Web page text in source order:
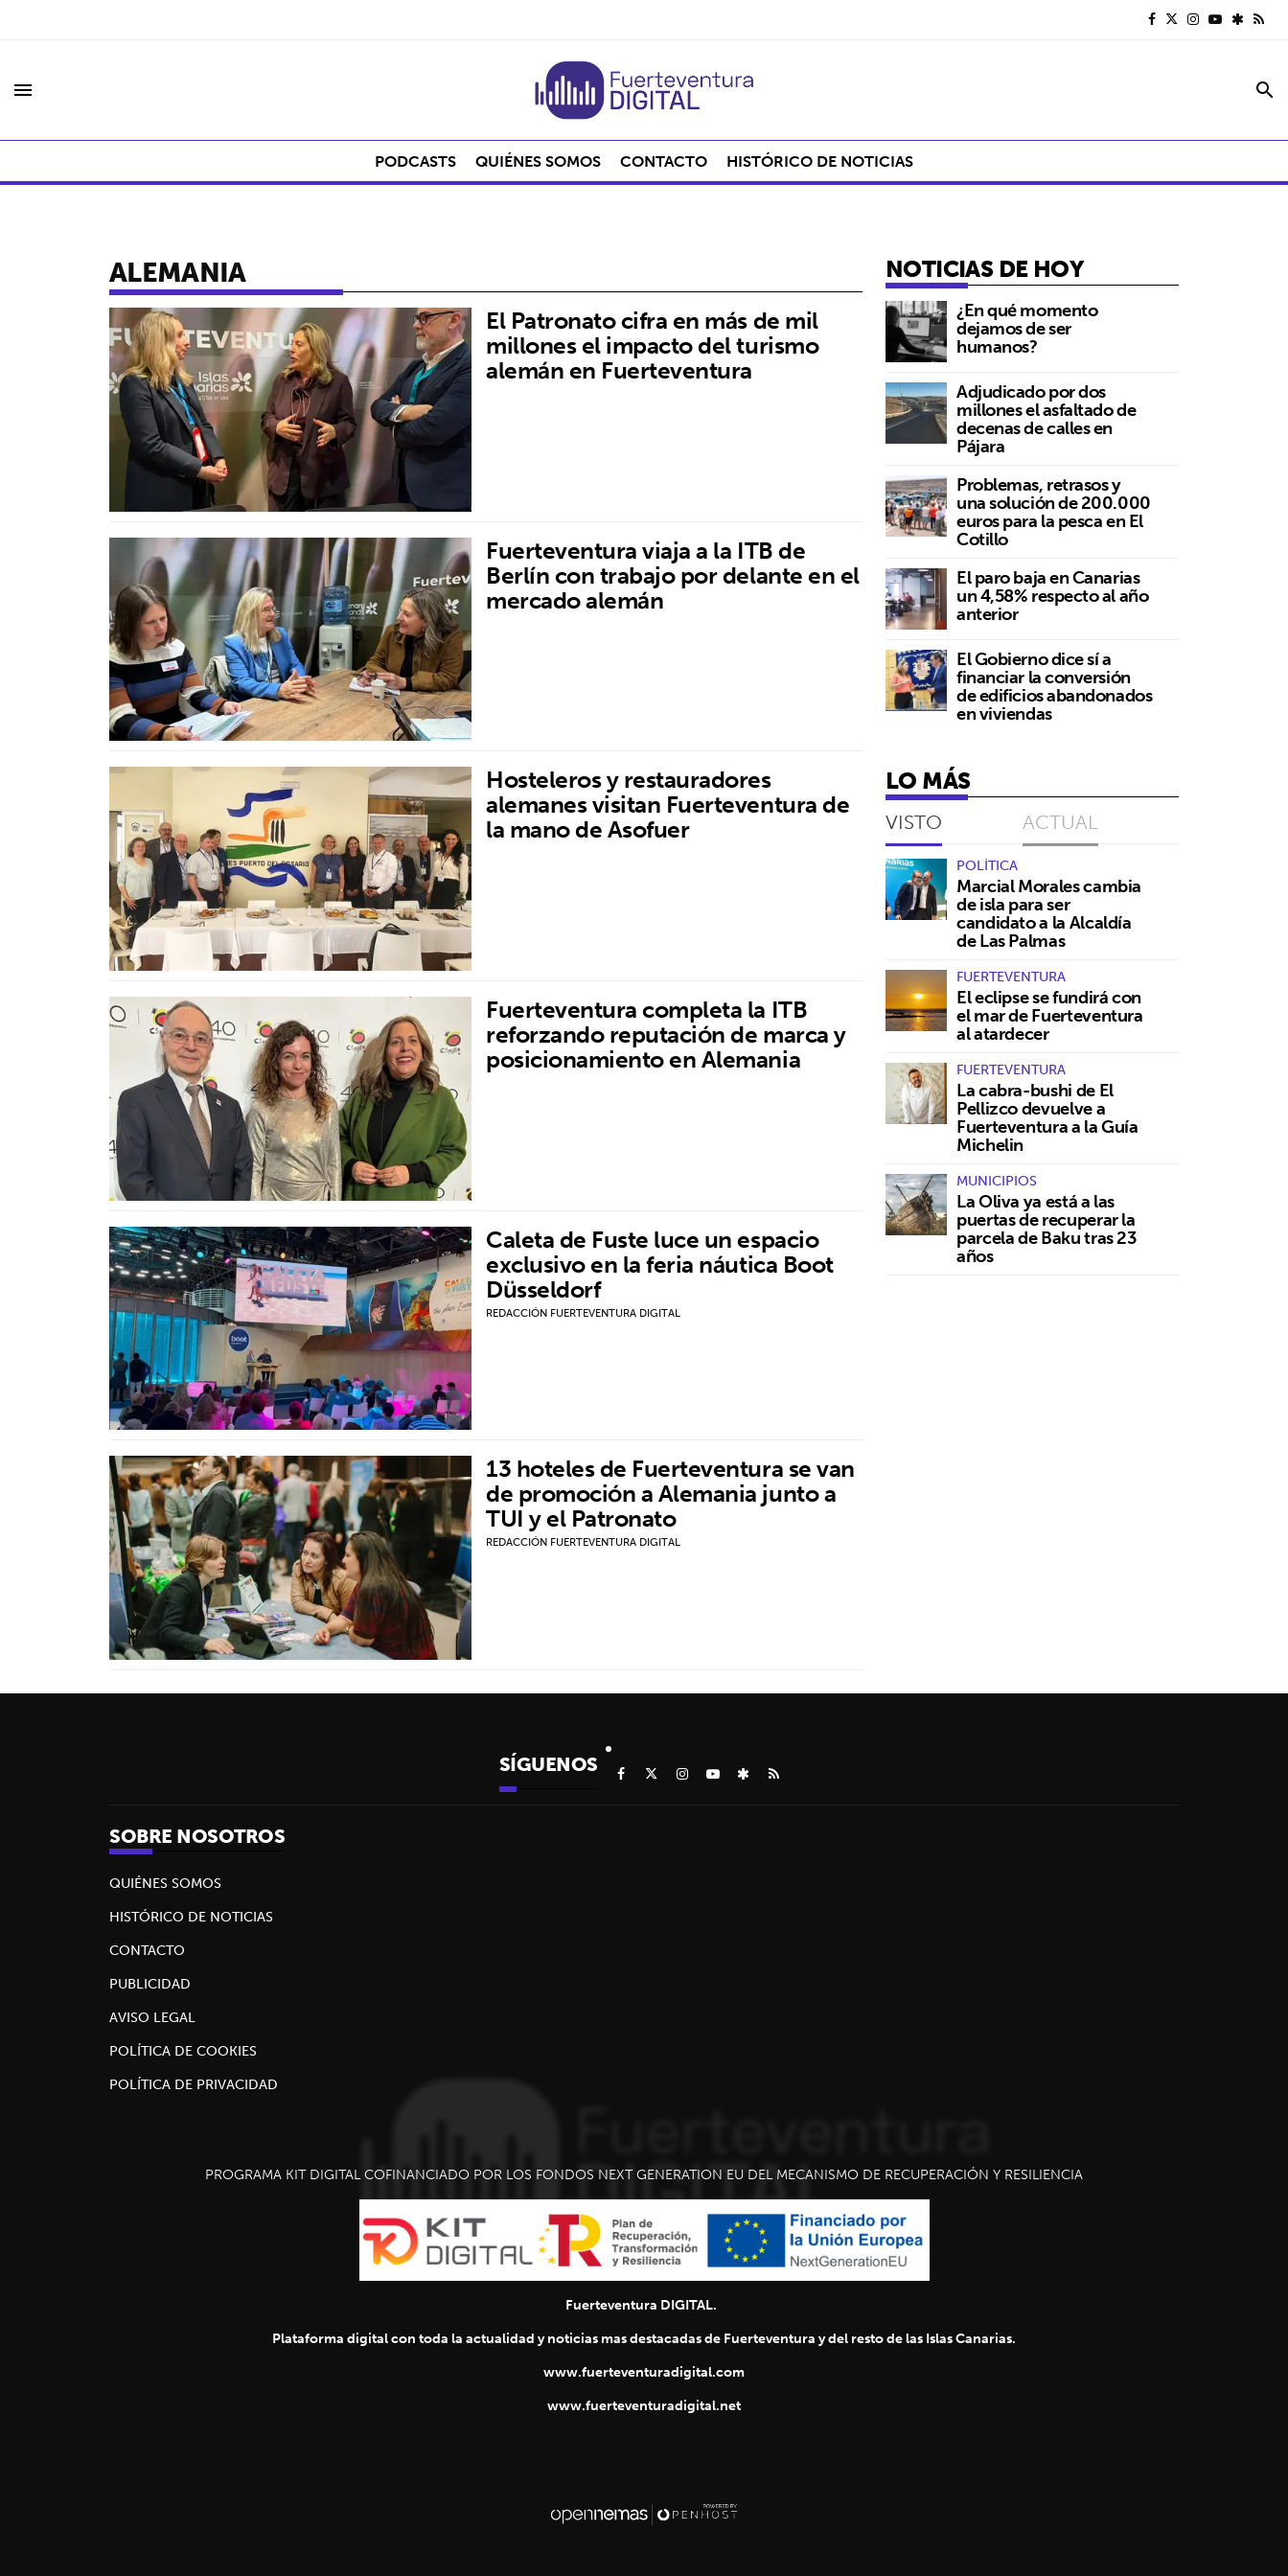
menu search
PODCASTS QUIÉNES SOMOS CONTACTO HISTÓRICO DE NOTICIAS
ALEMANIA
El Patronato cifra en más de mil
millones el impacto del turismo
alemán en Fuerteventura
Fuerteventura viaja a la ITB de
Berlín con trabajo por delante en el
mercado alemán
Hosteleros y restauradores
alemanes visitan Fuerteventura de
la mano de Asofuer
Fuerteventura completa la ITB
reforzando reputación de marca y
posicionamiento en Alemania
Caleta de Fuste luce un espacio
exclusivo en la feria náutica Boot
Düsseldorf
REDACCIÓN FUERTEVENTURA DIGITAL
13 hoteles de Fuerteventura se van
de promoción a Alemania junto a
TUI y el Patronato
REDACCIÓN FUERTEVENTURA DIGITAL
NOTICIAS DE HOY
¿En qué momento
dejamos de ser
humanos?
Adjudicado por dos
millones el asfaltado de
decenas de calles en
Pájara
Problemas, retrasos y
una solución de 200.000
euros para la pesca en El
Cotillo
El paro baja en Canarias
un 4,58% respecto al año
anterior
El Gobierno dice sí a
financiar la conversión
de edificios abandonados
en viviendas
LO MÁS
VISTO ACTUAL
POLÍTICA
Marcial Morales cambia
de isla para ser
candidato a la Alcaldía
de Las Palmas
FUERTEVENTURA
El eclipse se fundirá con
el mar de Fuerteventura
al atardecer
FUERTEVENTURA
La cabra-bushi de El
Pellizco devuelve a
Fuerteventura a la Guía
Michelin
MUNICIPIOS
La Oliva ya está a las
puertas de recuperar la
parcela de Baku tras 23
años
SÍGUENOS
SOBRE NOSOTROS
QUIÉNES SOMOS
HISTÓRICO DE NOTICIAS
CONTACTO
PUBLICIDAD
AVISO LEGAL
POLÍTICA DE COOKIES
POLÍTICA DE PRIVACIDAD
PROGRAMA KIT DIGITAL COFINANCIADO POR LOS FONDOS NEXT GENERATION EU DEL MECANISMO DE RECUPERACIÓN Y RESILIENCIA
Fuerteventura DIGITAL.
Plataforma digital con toda la actualidad y noticias mas destacadas de Fuerteventura y del resto de las Islas Canarias.
www.fuerteventuradigital.com
www.fuerteventuradigital.net